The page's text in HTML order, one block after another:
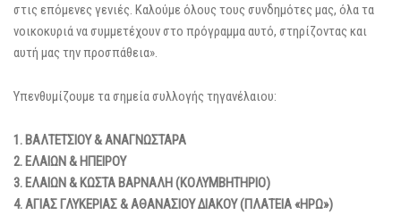
στις επόμενες γενιές. Καλούμε όλους τους συνδημότες μας, όλα τα
νοικοκυριά να συμμετέχουν στο πρόγραμμα αυτό, στηρίζοντας και
αυτή μας την προσπάθεια».
Υπενθυμίζουμε τα σημεία συλλογής τηγανέλαιου:
1. ΒΑΛΤΕΤΣΙΟΥ & ΑΝΑΓΝΩΣΤΑΡΑ
2. ΕΛΑΙΩΝ & ΗΠΕΙΡΟΥ
3. ΕΛΑΙΩΝ & ΚΩΣΤΑ ΒΑΡΝΑΛΗ (ΚΟΛΥΜΒΗΤΗΡΙΟ)
4. ΑΓΙΑΣ ΓΛΥΚΕΡΙΑΣ & ΑΘΑΝΑΣΙΟΥ ΔΙΑΚΟΥ (ΠΛΑΤΕΙΑ «ΗΡΩ»)